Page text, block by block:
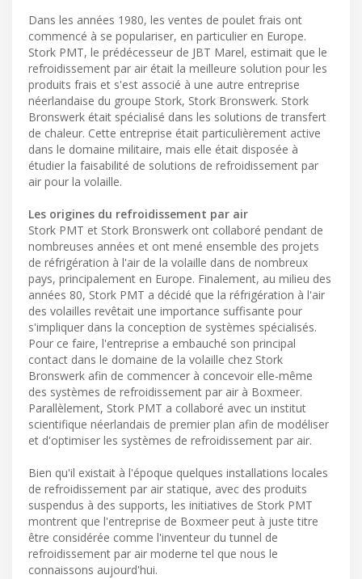
Dans les années 1980, les ventes de poulet frais ont
commencé à se populariser, en particulier en Europe.
Stork PMT, le prédécesseur de JBT Marel, estimait que le
refroidissement par air était la meilleure solution pour les
produits frais et s'est associé à une autre entreprise
néerlandaise du groupe Stork, Stork Bronswerk. Stork
Bronswerk était spécialisé dans les solutions de transfert
de chaleur. Cette entreprise était particulièrement active
dans le domaine militaire, mais elle était disposée à
étudier la faisabilité de solutions de refroidissement par
air pour la volaille.
Les origines du refroidissement par air
Stork PMT et Stork Bronswerk ont collaboré pendant de
nombreuses années et ont mené ensemble des projets
de réfrigération à l'air de la volaille dans de nombreux
pays, principalement en Europe. Finalement, au milieu des
années 80, Stork PMT a décidé que la réfrigération à l'air
des volailles revêtait une importance suffisante pour
s'impliquer dans la conception de systèmes spécialisés.
Pour ce faire, l'entreprise a embauché son principal
contact dans le domaine de la volaille chez Stork
Bronswerk afin de commencer à concevoir elle-même
des systèmes de refroidissement par air à Boxmeer.
Parallèlement, Stork PMT a collaboré avec un institut
scientifique néerlandais de premier plan afin de modéliser
et d'optimiser les systèmes de refroidissement par air.
Bien qu'il existait à l'époque quelques installations locales
de refroidissement par air statique, avec des produits
suspendus à des supports, les initiatives de Stork PMT
montrent que l'entreprise de Boxmeer peut à juste titre
être considérée comme l'inventeur du tunnel de
refroidissement par air moderne tel que nous le
connaissons aujourd'hui.